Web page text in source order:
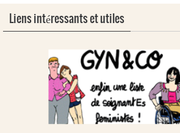
Liens intéressants et utiles